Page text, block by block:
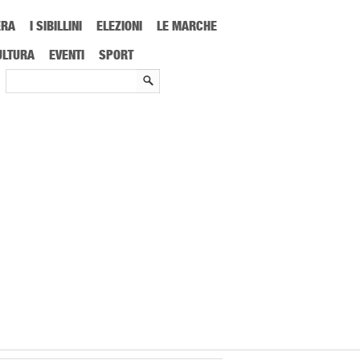
I SIBILLINI ELEZIONI
LE MARCHE
EVENTI SPORT